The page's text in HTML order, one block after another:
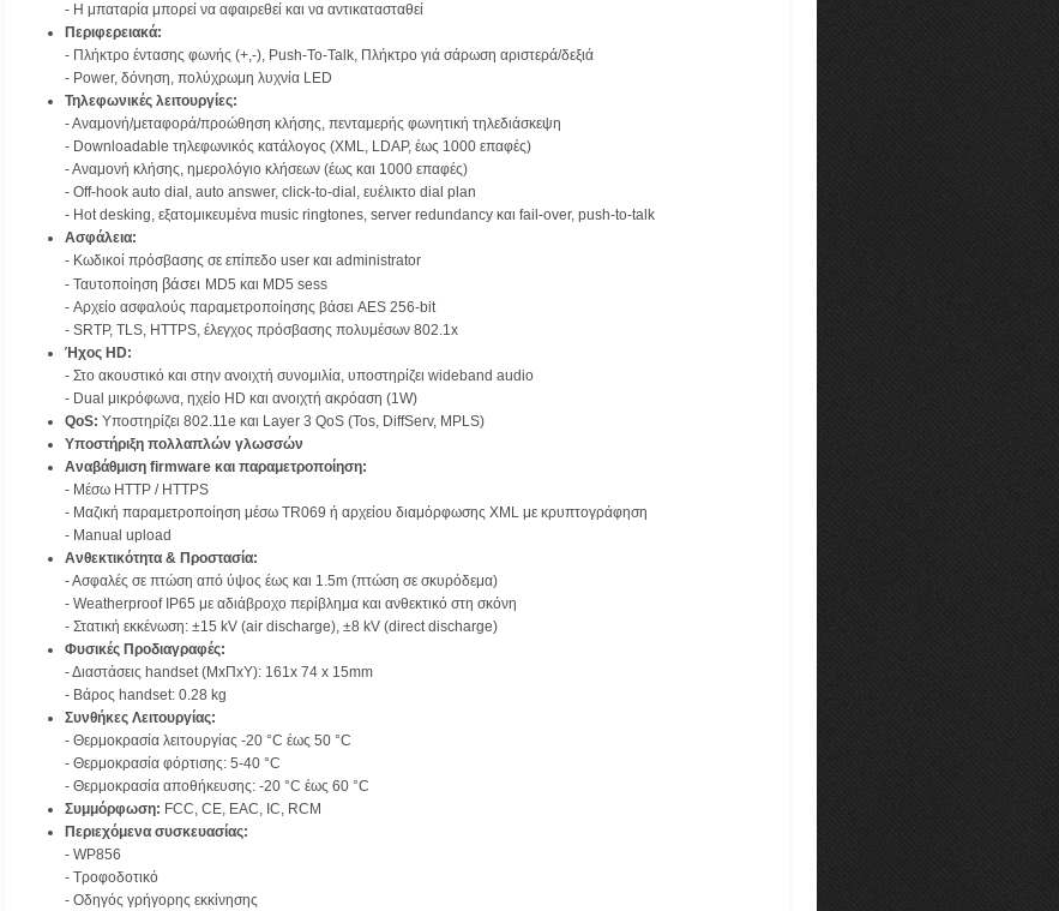
- H μπαταρία μπορεί να αφαιρεθεί και να αντικατασταθεί
Περιφερειακά:
- Πλήκτρο έντασης φωνής (+,-), Push-To-Talk, Πλήκτρο γιά σάρωση αριστερά/δεξιά
- Power, δόνηση, πολύχρωμη λυχνία LED
Τηλεφωνικές λειτουργίες:
- Αναμονή/μεταφορά/προώθηση κλήσης, πενταμερής φωνητική τηλεδιάσκεψη
- Downloadable τηλεφωνικός κατάλογος (XML, LDAP, έως 1000 επαφές)
- Αναμονή κλήσης, ημερολόγιο κλήσεων (έως και 1000 επαφές)
- Οff-hook auto dial, auto answer, click-to-dial, ευέλικτο dial plan
- Hot desking, εξατομικευμένα music ringtones, server redundancy και fail-over, push-to-talk
Ασφάλεια:
- Κωδικοί πρόσβασης σε επίπεδο user και administrator
- Ταυτοποίηση βάσει MD5 και MD5 sess
- Αρχείο ασφαλούς παραμετροποίησης βάσει AES 256-bit
- SRTP, TLS, HTTPS, έλεγχος πρόσβασης πολυμέσων 802.1x
Ήχος HD:
- Στο ακουστικό και στην ανοιχτή συνομιλία, υποστηρίζει wideband audio
- Dual μικρόφωνα, ηχείο HD και ανοιχτή ακρόαση (1W)
QoS: Υποστηρίζει 802.11e και Layer 3 QoS (Tos, DiffServ, MPLS)
Yποστήριξη πολλαπλών γλωσσών
Αναβάθμιση firmware και παραμετροποίηση:
- Μέσω HTTP / HTTPS
- Mαζική παραμετροποίηση μέσω TR069 ή αρχείου διαμόρφωσης XML με κρυπτογράφηση
- Manual upload
Ανθεκτικότητα & Προστασία:
- Ασφαλές σε πτώση από ύψος έως και 1.5m (πτώση σε σκυρόδεμα)
- Weatherproof IP65 με αδιάβροχο περίβλημα και ανθεκτικό στη σκόνη
- Στατική εκκένωση: ±15 kV (air discharge), ±8 kV (direct discharge)
Φυσικές Προδιαγραφές:
- Διαστάσεις handset (ΜxΠxΥ): 161x 74 x 15mm
- Βάρος handset: 0.28 kg
Συνθήκες Λειτουργίας:
- Θερμοκρασία λειτουργίας -20 °C έως 50 °C
- Θερμοκρασία φόρτισης: 5-40 °C
- Θερμοκρασία αποθήκευσης: -20 °C έως 60 °C
Συμμόρφωση: FCC, CE, EAC, IC, RCM
Περιεχόμενα συσκευασίας:
- WP856
- Τροφοδοτικό
- Οδηγός γρήγορης εκκίνησης